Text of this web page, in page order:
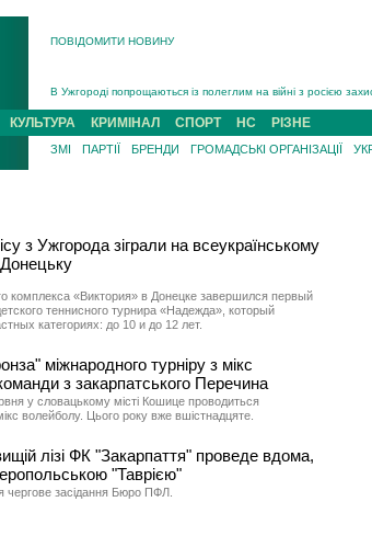
ПОВІДОМИТИ НОВИНУ
В Ужгороді попрощаються із полеглим на війні з росією
В Ужгороді 5 серпня попрощаються із захисником
Підтвердили загибель захисника із Нанкова на Хустщині
На війні з рф поліг військовий з Виноградова Ігнат
КУЛЬТУРА КРИМІНАЛ СПОРТ НС РІЗНЕ
ЗМІ ПАРТІЇ БРЕНДИ ГРОМАДСЬКІ ОРГАНІЗАЦІЇ
з Ужгорода зіграли на всеукраїнському
Донецьку
комплекса «Виктория» в Донецке завершился первый
теннисного турнира «Надежда», который
категориях: до 10 и до 12 лет.
міжнародного турніру з мікс
з закарпатського Перечина
у словацькому місті Кошице проводиться
волейболу. Цього року вже вшістнадцяте.
лізі ФК "Закарпаття" проведе вдома,
"Таврією"
чергове засідання Бюро ПФЛ.